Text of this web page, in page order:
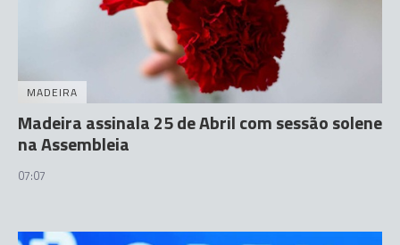
MADEIRA
Madeira assinala 25 de Abril com sessão solene
na Assembleia
07:07